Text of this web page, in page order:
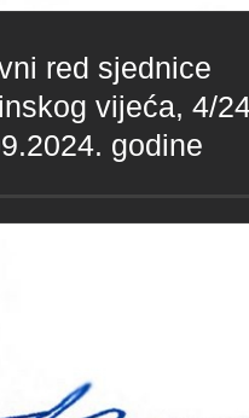
red sjednice
vijeća, 4/
godine